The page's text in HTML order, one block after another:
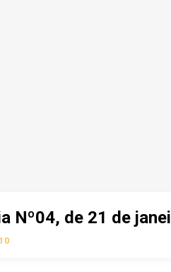
Nº04, de 21 de